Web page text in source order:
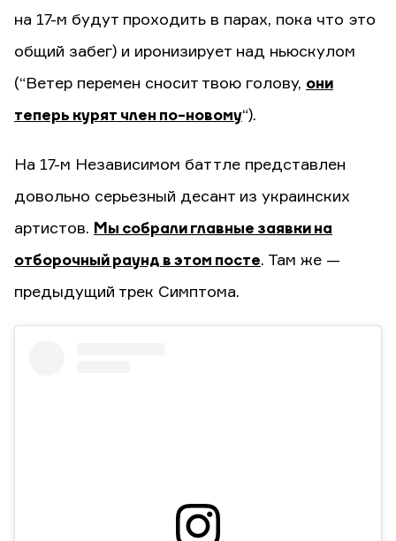
на 17-м будут проходить в парах, пока что это
общий забег) и иронизирует над ньюскулом
(“Ветер перемен сносит твою голову, они
теперь курят член по-новому“).
На 17-м Независимом баттле представлен
довольно серьезный десант из украинских
артистов. Мы собрали главные заявки на
отборочный раунд в этом посте. Там же —
предыдущий трек Симптома.